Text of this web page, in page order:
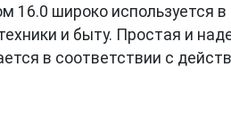
16.0 широко используется в
и быту. Простая и
в соответствии с